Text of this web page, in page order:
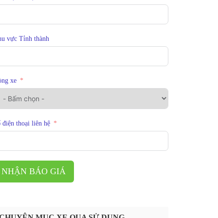
vực Tỉnh thành
xe
điện thoại liên hệ
NHẬN BÁO GIÁ